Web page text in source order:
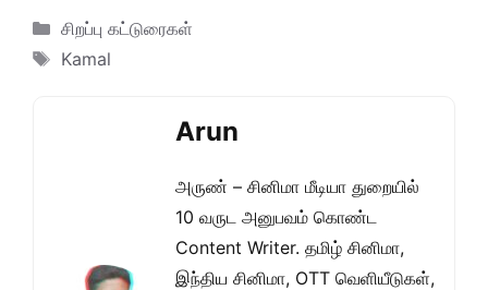
Categories
சிறப்பு கட்டுரைகள்
Tags
Kamal
Arun
அருண் – சினிமா மீடியா துறையில்
10 வருட அனுபவம் கொண்ட
Content Writer. தமிழ் சினிமா,
இந்திய சினிமா, OTT வெளியீடுகள்,